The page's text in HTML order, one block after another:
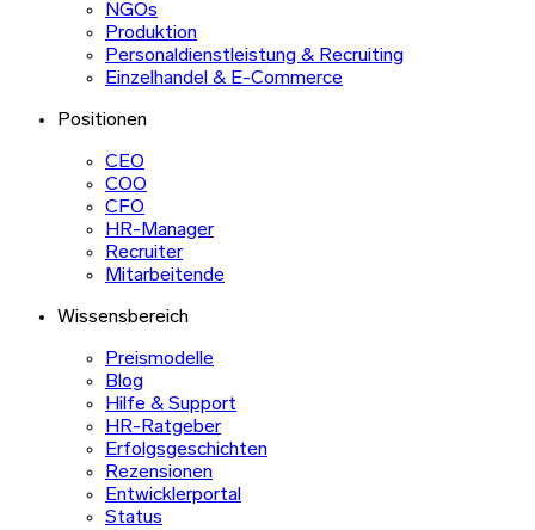
NGOs
Produktion
Personaldienstleistung & Recruiting
Einzelhandel & E-Commerce
Positionen
CEO
COO
CFO
HR-Manager
Recruiter
Mitarbeitende
Wissensbereich
Preismodelle
Blog
Hilfe & Support
HR-Ratgeber
Erfolgsgeschichten
Rezensionen
Entwicklerportal
Status